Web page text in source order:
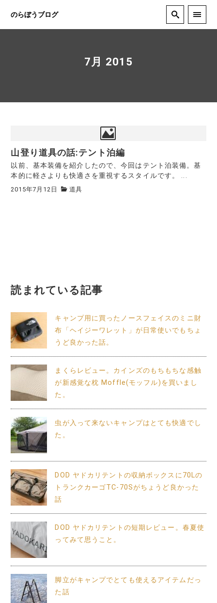
のらぼうブログ
7月 2015
山登り道具の話:テント泊編
以前、基本装備を紹介したので、今回はテント泊装備。基
本的に軽さよりも快適さを重視するスタイルです。 ...
2015年7月12日 道具
読まれている記事
キャンプ用に買ったノースフェイスのミニ財
布「ヘイジーワレット」が日常使いでもちょ
うど良かった話。
まくらレビュー。カインズのもちもちな感触
が新感覚な枕 Moffle(モッフル)を買いまし
た。
虫が入って来ないキャンプはとても快適でし
た。
DOD ヤドカリテントの収納ボックスに70Lの
トランクカーゴTC-70Sがちょうど良かった
話
DOD ヤドカリテントの短期レビュー。春夏使
ってみて思うこと。
脚立がキャンプでとても使えるアイテムだっ
た話